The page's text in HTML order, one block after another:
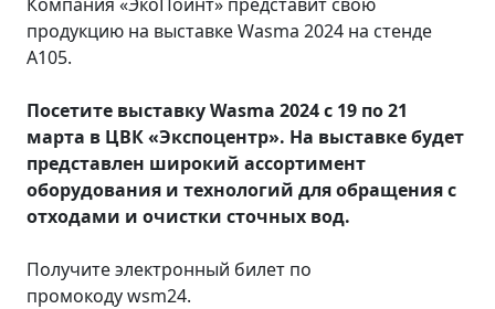
продукцию на выставке Wasma 2024 на стенде
A105.
Посетите выставкуWasma 2024 с 19 по 21
марта в ЦВК «Экспоцентр». На выставке будет
представлен широкий ассортимент
оборудования и технологий для обращения с
отходами и очистки сточных вод.
Получите электронный билет по
промокоду wsm24.